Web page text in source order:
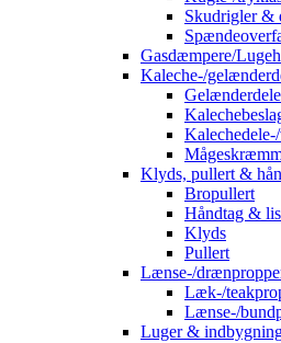
Skudrigler &
Gasdæmpere/
Kaleche-/
Klyds, pullert &
Bropullert
Håndtag &
Klyds
Pullert
Lænse-/
Læk-/
Lænse-/
Luger &